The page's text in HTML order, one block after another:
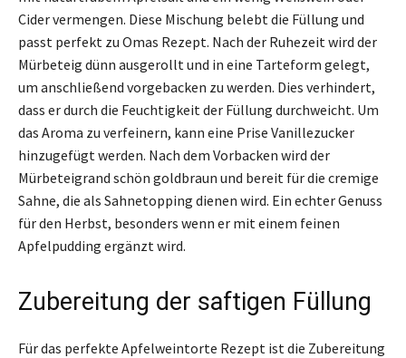
Cider vermengen. Diese Mischung belebt die Füllung und
passt perfekt zu Omas Rezept. Nach der Ruhezeit wird der
Mürbeteig dünn ausgerollt und in eine Tarteform gelegt,
um anschließend vorgebacken zu werden. Dies verhindert,
dass er durch die Feuchtigkeit der Füllung durchweicht. Um
das Aroma zu verfeinern, kann eine Prise Vanillezucker
hinzugefügt werden. Nach dem Vorbacken wird der
Mürbeteigrand schön goldbraun und bereit für die cremige
Sahne, die als Sahnetopping dienen wird. Ein echter Genuss
für den Herbst, besonders wenn er mit einem feinen
Apfelpudding ergänzt wird.
Zubereitung der saftigen Füllung
Für das perfekte Apfelweintorte Rezept ist die Zubereitung